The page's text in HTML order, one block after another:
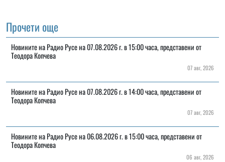
Прочети още
Новините на Радио Русе на 07.08.2026 г. в 15:00 часа, представени от
Теодора Копчева
07 авг, 2026
Новините на Радио Русе на 07.08.2026 г. в 14:00 часа, представени от
Теодора Копчева
07 авг, 2026
Новините на Радио Русе на 06.08.2026 г. в 15:00 часа, представени от
Теодора Копчева
06 авг, 2026